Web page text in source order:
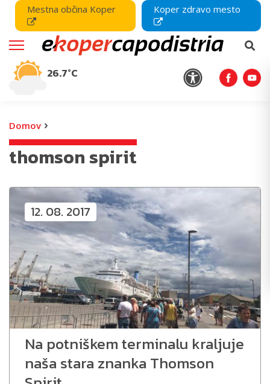
Mestna občina Koper Koper zdravo mesto
26.7°C
Domov ›
thomson spirit
12. 08. 2017
Na potniškem terminalu kraljuje
naša stara znanka Thomson